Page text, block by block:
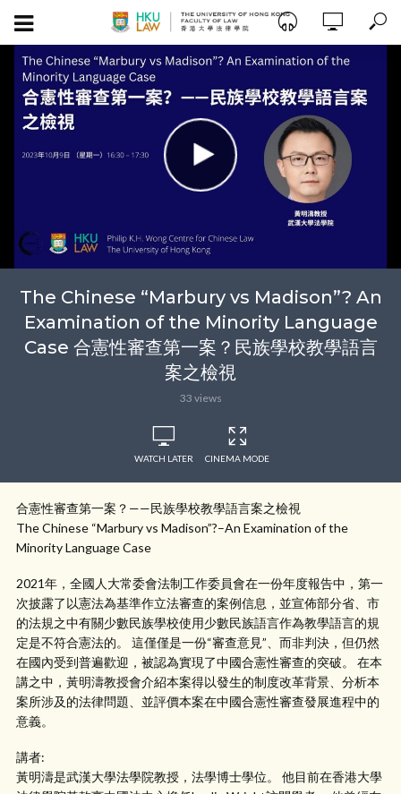
The Chinese “Marbury vs Madison”? An
Examination of the Minority Language
Case 合憲性審查第一案？民族學校教學語言
案之檢視
33 views
WATCH LATER CINEMA MODE
合憲性審查第一案？——民族學校教學語言案之檢視
The Chinese “Marbury vs Madison”?–An Examination of the
Minority Language Case
2021年，全國人大常委會法制工作委員會在一份年度報告中，第一
次披露了以憲法為基準作立法審查的案例信息，並宣佈部分省、市
的法規之中有關少數民族學校使用少數民族語言作為教學語言的規
定是不符合憲法的。 這僅僅是一份“審查意見”、而非判決，但仍然
在國內受到普遍歡迎，被認為實現了中國合憲性審查的突破。 在本
講之中，黃明濤教授會介紹本案得以發生的制度改革背景、分析本
案所涉及的法律問題、並評價本案在中國合憲性審查發展進程中的
意義。
講者:
黃明濤是武漢大學法學院教授，法學博士學位。 他目前在香港大學